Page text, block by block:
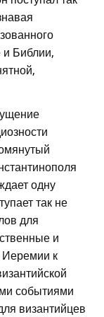
и Библии,
одну
так не
для
и
Иеремии к
событиями
византийцев